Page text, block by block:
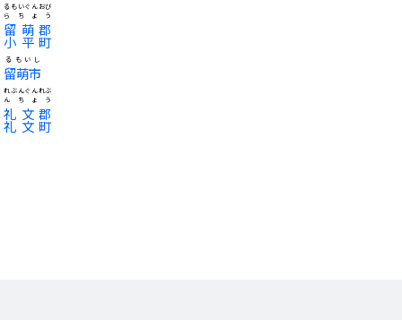
留萌郡
小平町
るもいぐんおび
らちょう
留萌市
るもいし
礼文郡
礼文町
れぶんぐんれぶ
んちょう